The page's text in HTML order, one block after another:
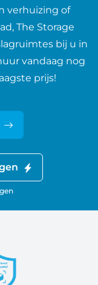
verhuizing of
The Storage
bij u in
vandaag nog
prijs!